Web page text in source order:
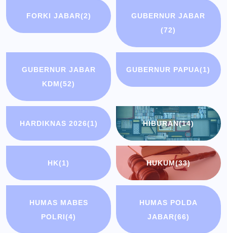
FORKI JABAR(2)
GUBERNUR JABAR
(72)
GUBERNUR JABAR
KDM(52)
GUBERNUR PAPUA(1)
HARDIKNAS 2026(1) HIBURAN(14)
HK(1) HUKUM(33)
HUMAS MABES
POLRI(4)
HUMAS POLDA
JABAR(66)